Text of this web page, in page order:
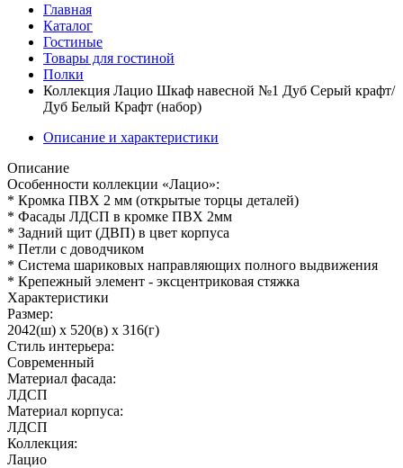
Главная
Каталог
Гостиные
Товары для гостиной
Полки
Коллекция Лацио Шкаф навесной №1 Дуб Серый крафт/
Дуб Белый Крафт (набор)
Описание и характеристики
Описание
Особенности коллекции «Лацио»:
* Кромка ПВХ 2 мм (открытые торцы деталей)
* Фасады ЛДСП в кромке ПВХ 2мм
* Задний щит (ДВП) в цвет корпуса
* Петли с доводчиком
* Система шариковых направляющих полного выдвижения
* Крепежный элемент - эксцентриковая стяжка
Характеристики
Размер:
2042(ш) x 520(в) x 316(г)
Стиль интерьера:
Современный
Материал фасада:
ЛДСП
Материал корпуса:
ЛДСП
Коллекция:
Лацио